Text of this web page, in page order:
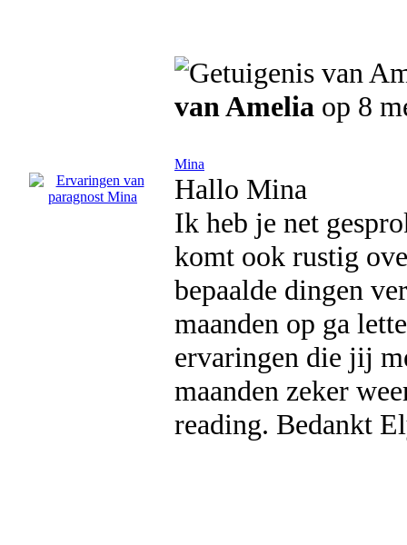
van Amelia op 8
Mina
Hallo Mina
Ik heb je net
komt ook rustig
bepaalde dingen
maanden op ga
ervaringen die jij
maanden zeker
reading. Bedankt